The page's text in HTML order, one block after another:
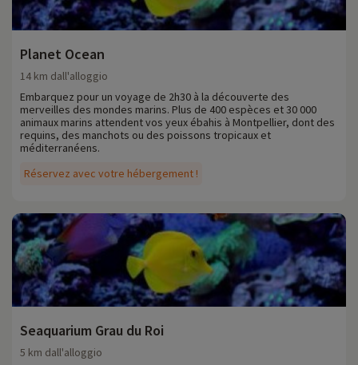
Planet Ocean
Réservez avec votre hébergement !
14 km dall'alloggio
Embarquez pour un voyage de 2h30 à la découverte des
merveilles des mondes marins. Plus de 400 espèces et 30 000
animaux marins attendent vos yeux ébahis à Montpellier, dont des
requins, des manchots ou des poissons tropicaux et
méditerranéens.
Seaquarium Grau du Roi
5 km dall'alloggio